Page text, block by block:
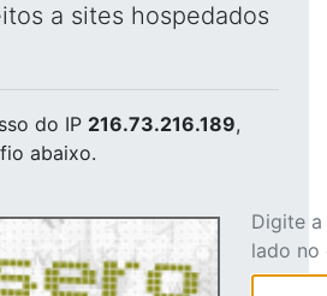
a sites hospedados
do IP 216.73.216.189,
abaixo.
Digite
lado no